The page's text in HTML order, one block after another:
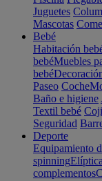
Juguetes
Mascotas
Bebé
Habitación
bebéMuebles
bebé
Paseo Coche
Baño e higiene
Textil bebé
Seguridad
Deporte
Equipamiento
spinning
complementos